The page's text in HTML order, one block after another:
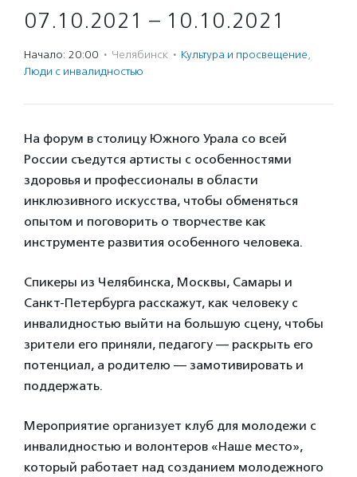
07.10.2021 – 10.10.2021
Начало: 20:00 · Челябинск · Культура и просвещение,
Люди с инвалидностью
На форум в столицу Южного Урала со всей
России съедутся артисты с особенностями
здоровья и профессионалы в области
инклюзивного искусства, чтобы обменяться
опытом и поговорить о творчестве как
инструменте развития особенного человека.
Спикеры из Челябинска, Москвы, Самары и
Санкт-Петербурга расскажут, как человеку с
инвалидностью выйти на большую сцену, чтобы
зрители его приняли, педагогу — раскрыть его
потенциал, а родителю — замотивировать и
поддержать.
Мероприятие организует клуб для молодежи с
инвалидностью и волонтеров «Наше место»,
который работает над созданием молодежного